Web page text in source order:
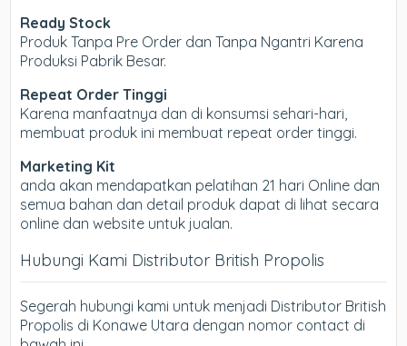
Ready Stock
Produk Tanpa Pre Order dan Tanpa Ngantri Karena
Produksi Pabrik Besar.
Repeat Order Tinggi
Karena manfaatnya dan di konsumsi sehari-hari,
membuat produk ini membuat repeat order tinggi.
Marketing Kit
anda akan mendapatkan pelatihan 21 hari Online dan
semua bahan dan detail produk dapat di lihat secara
online dan website untuk jualan.
Hubungi Kami Distributor British Propolis
Segerah hubungi kami untuk menjadi Distributor British
Propolis di Konawe Utara dengan nomor contact di